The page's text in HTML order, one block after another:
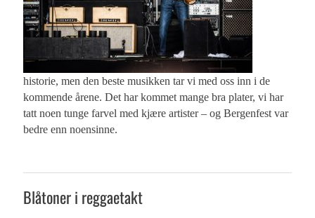
historie, men den beste musikken tar vi med oss inn i de
kommende årene. Det har kommet mange bra plater, vi har
tatt noen tunge farvel med kjære artister – og Bergenfest var
bedre enn noensinne.
Blåtoner i reggaetakt